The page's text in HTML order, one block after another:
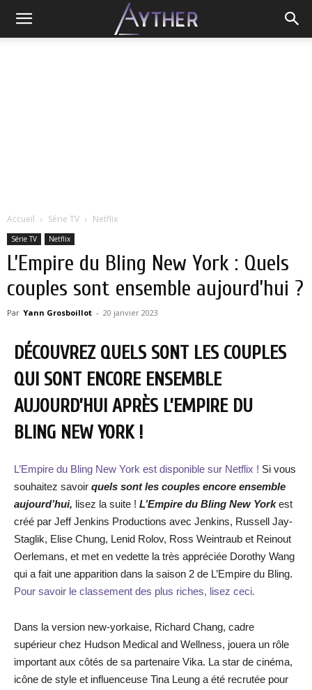
Accueil Série TV Netflix
Série TV Netflix
L’Empire du Bling New York : Quels
couples sont ensemble aujourd’hui ?
Par Yann Grosboillot - 20 janvier 2023
DÉCOUVREZ QUELS SONT LES COUPLES
QUI SONT ENCORE ENSEMBLE
AUJOURD’HUI APRÈS L’EMPIRE DU
BLING NEW YORK !
L’Empire du Bling New York est disponible sur Netflix ! Si vous
souhaitez savoir quels sont les couples encore ensemble
aujourd’hui, lisez la suite ! L’Empire du Bling New Yorkest
créé par Jeff Jenkins Productions avec Jenkins, Russell Jay-
Staglik, Elise Chung, Lenid Rolov, Ross Weintraub et Reinout
Oerlemans, et met en vedette la très appréciée Dorothy Wang
qui a fait une apparition dans la saison 2 de L’Empire du Bling.
Pour savoir le classement des plus riches, lisez ceci.
Dans la version new-yorkaise, Richard Chang, cadre
supérieur chez Hudson Medical and Wellness, jouera un rôle
important aux côtés de sa partenaire Vika. La star de cinéma,
icône de style et influenceuse Tina Leung a été recrutée pour